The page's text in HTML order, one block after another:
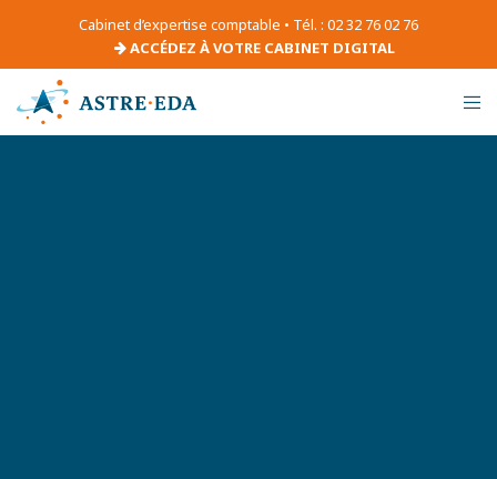
Cabinet d’expertise comptable • Tél. : 02 32 76 02 76
ACCÉDEZ À VOTRE CABINET DIGITAL